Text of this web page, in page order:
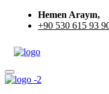
Hemen Arayın,
+90 530 615 93